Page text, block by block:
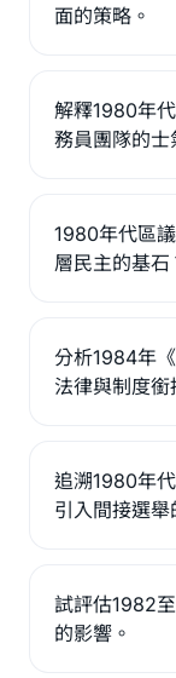
面的策略。
解釋1980年
務員團隊的士
1980年代區
層民主的基石
分析1984年
法律與制度銜
追溯1980年
引入間接選舉
試評估1982
的影響。